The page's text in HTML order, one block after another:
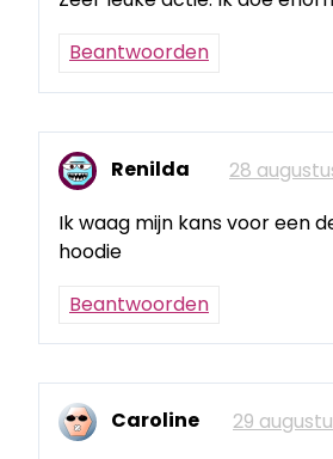
Beantwoorden
Renilda
28
Ik waag mijn kans voor een
hoodie
Beantwoorden
Caroline
29